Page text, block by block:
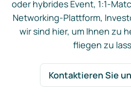
oder hybrides Event, 1:1-
Networking-Plattform,
wir sind hier, um Ihnen zu
fliegen zu
Kontaktieren Sie